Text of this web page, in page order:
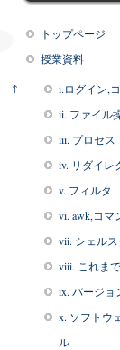
↑
トップページ
授業資料
i.ログイン,
ii. ファイル
iii. プロセス
iv. リダイレ
v. フィルタ
vi. awk,コマ
vii. シェルス
viii. これま
ix. バージョ
x. ソフトウ
ル